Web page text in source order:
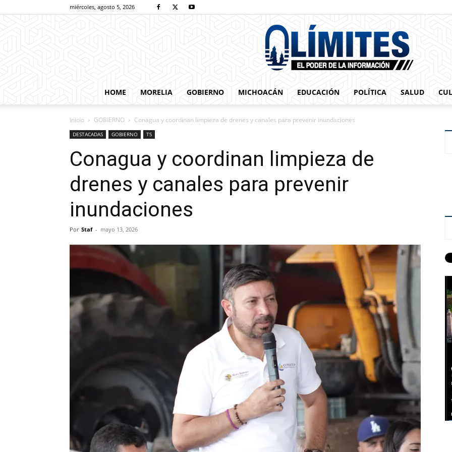
miércoles, agosto 5, 2026
HOME MORELIA GOBIERNO MICHOACÁN EDUCACIÓN POLÍTICA SALUD
Inicio GOBIERNO Conagua y coordinan limpieza de drenes y canales para prevenir inundaciones
DESTACADAS GOBIERNO TS
Conagua y coordinan limpieza de
drenes y canales para prevenir
inundaciones
Por Staf - mayo 13, 2026